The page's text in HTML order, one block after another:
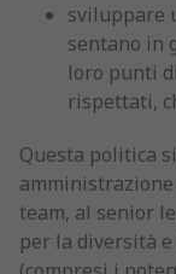
sviluppare
sentano in
loro punti
rispettati,
Questa politica
team, al senior
per la diversità